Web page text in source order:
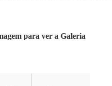
para ver a Galeria